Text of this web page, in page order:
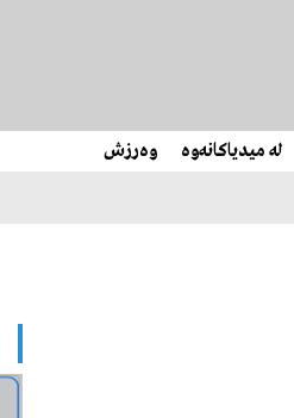
لە میدیاکانەوە وەرزش